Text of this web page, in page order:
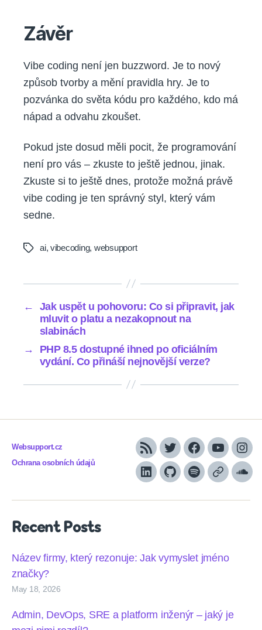
Závěr
Vibe coding není jen buzzword. Je to nový
způsob tvorby a mění pravidla hry. Je to
pozvánka do světa kódu pro každého, kdo má
nápad a odvahu zkoušet.
Pokud jste dosud měli pocit, že programování
není pro vás – zkuste to ještě jednou, jinak.
Zkuste si to ještě dnes, protože možná právě
vibe coding je ten správný styl, který vám
sedne.
Tagsai, vibecoding, websupport
←
Jak uspět u pohovoru: Co si připravit, jak
mluvit o platu a nezakopnout na
slabinách
→
PHP 8.5 dostupné ihned po oficiálním
vydání. Co přináší nejnovější verze?
Websupport.cz
Ochrana osobních údajů
RSS TwitterFacebook
YouTube
LinkedInGithubSpotifyApple
Recent Posts
Název firmy, který rezonuje: Jak vymyslet jméno
značky?
May 18, 2026
Admin, DevOps, SRE a platform inženýr – jaký je